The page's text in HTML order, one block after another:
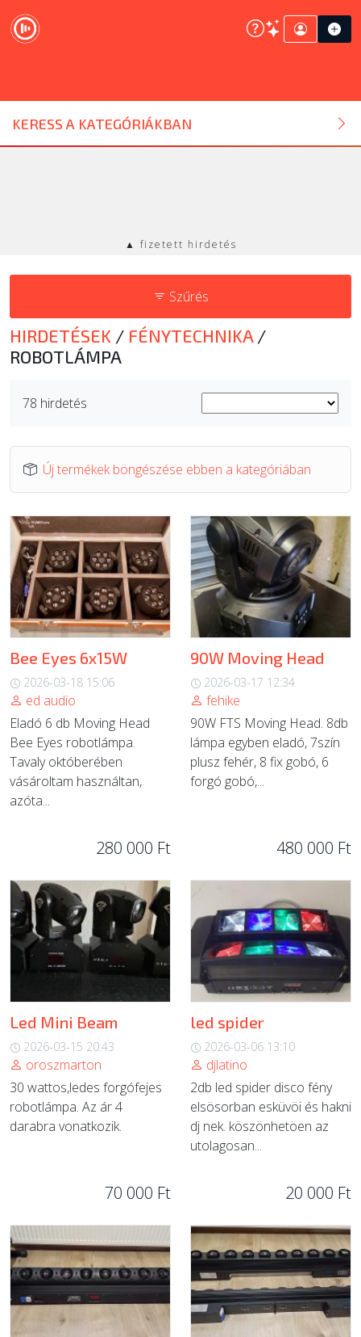
KERESS A KATEGÓRIÁKBAN
DJ ESZKÖZ
HANGTECHNIKA
SZOLGÁLTATÁSOK
ÚJ TERMÉKEK
▲ fizetett hirdetés
HIRDETÉSEK / FÉNYTECHNIKA /
ROBOTLÁMPA
78 hirdetés
Új termékek böngészése ebben a kategóriában
Bee Eyes 6x15W
2026-03-18 15:06
ed audio
Eladó 6 db Moving Head
Bee Eyes robotlámpa.
Tavaly októberében
vásároltam használtan,
azóta...
280 000 Ft
90W Moving Head
2026-03-17 12:34
fehike
90W FTS Moving Head. 8db
lámpa egyben eladó, 7szín
plusz fehér, 8 fix gobó, 6
forgó gobó,...
480 000 Ft
Led Mini Beam
2026-03-15 20:43
oroszmarton
30 wattos,ledes forgófejes
robotlámpa. Az ár 4
darabra vonatkozik.
70 000 Ft
led spider
2026-03-06 13:10
djlatino
2db led spider disco fény
elsösorban esküvöi és hakni
dj nek. köszönhetöen az
utolagosan...
20 000 Ft
Szűrés